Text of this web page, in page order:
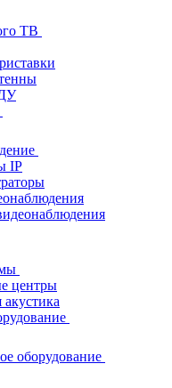
ТВ
IP
центры
оборудование